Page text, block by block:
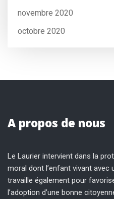
novembre 2020
octobre 2020
A propos de nous
Le Laurier intervient dans la
moral dont l’enfant vivant avec
travaille également pour
l’adoption d’une bonne